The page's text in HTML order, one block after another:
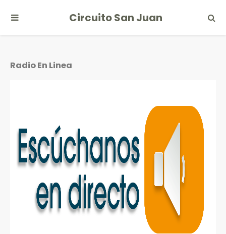
Circuito San Juan
Radio En Linea